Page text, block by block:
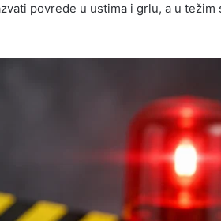
povrede u ustima i grlu, a u težim